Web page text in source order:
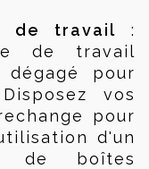
de travail :
de travail
pour
vos
pour
d'un
de boîtes